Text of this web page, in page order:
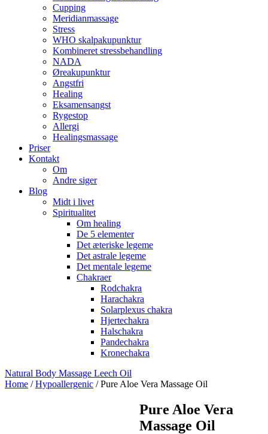
Cupping
Meridianmassage
Stress
WHO skalpakupunktur
Kombineret stressbehandling
NADA
Øreakupunktur
Angstfri
Healing
Eksamensangst
Rygestop
Allergi
Healingsmassage
Priser
Kontakt
Om
Andre siger
Blog
Midt i livet
Spiritualitet
Om healing
De 5 elementer
Det æteriske legeme
Det astrale legeme
Det mentale legeme
Chakraer
Rodchakra
Harachakra
Solarplexus chakra
Hjertechakra
Halschakra
Pandechakra
Kronechakra
Natural Body Massage Leech Oil
Home /Hypoallergenic / Pure Aloe Vera Massage Oil
Pure Aloe Vera
Massage Oil